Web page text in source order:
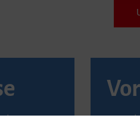
betragen
und